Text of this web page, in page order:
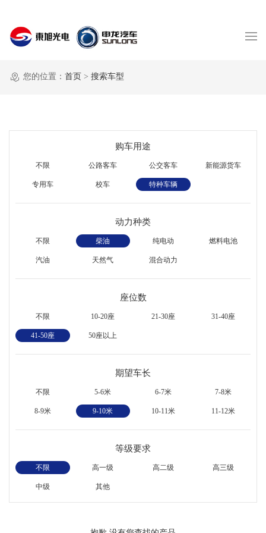
您的位置： 首页 > 搜索车型
购车用途
不限 公路客车 公交客车 新能源货车
专用车 校车 特种车辆
动力种类
不限 柴油 纯电动 燃料电池
汽油 天然气 混合动力
座位数
不限 10-20座 21-30座 31-40座
41-50座 50座以上
期望车长
不限 5-6米 6-7米 7-8米
8-9米 9-10米 10-11米 11-12米
等级要求
不限 高一级 高二级 高三级
中级 其他